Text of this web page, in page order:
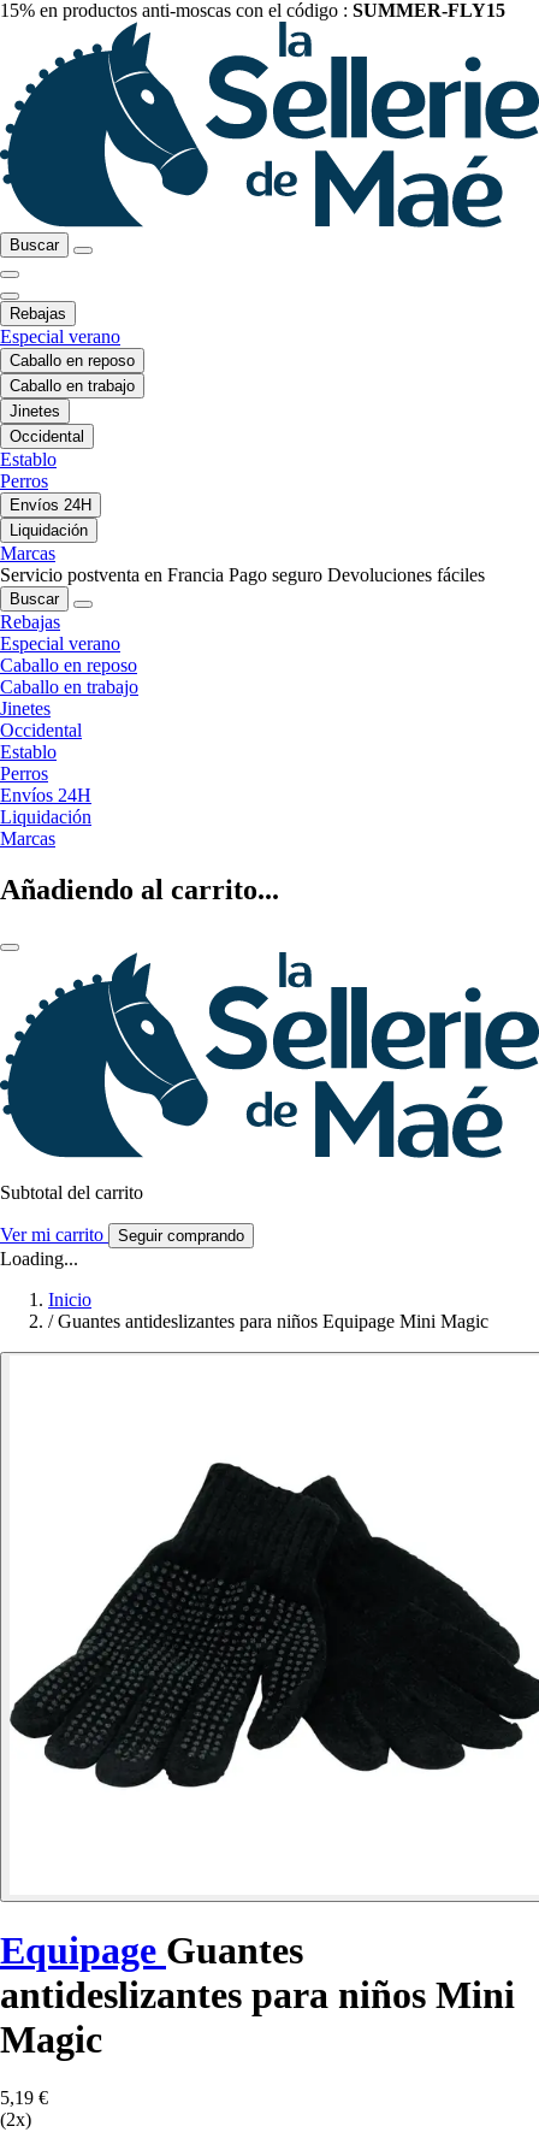
15% en productos anti-moscas con el código : SUMMER-FLY15
Buscar
Rebajas
Especial verano
Caballo en reposo
Caballo en trabajo
Jinetes
Occidental
Establo
Perros
Envíos 24H
Liquidación
Marcas
Servicio postventa en Francia Pago seguro Devoluciones fáciles
Buscar
Rebajas
Especial verano
Caballo en reposo
Caballo en trabajo
Jinetes
Occidental
Establo
Perros
Envíos 24H
Liquidación
Marcas
Añadiendo al carrito...
Subtotal del carrito
Ver mi carrito Seguir comprando
Loading...
Inicio
/ Guantes antideslizantes para niños Equipage Mini Magic
Equipage Guantes
antideslizantes para niños Mini
Magic
5,19 €
(2x)